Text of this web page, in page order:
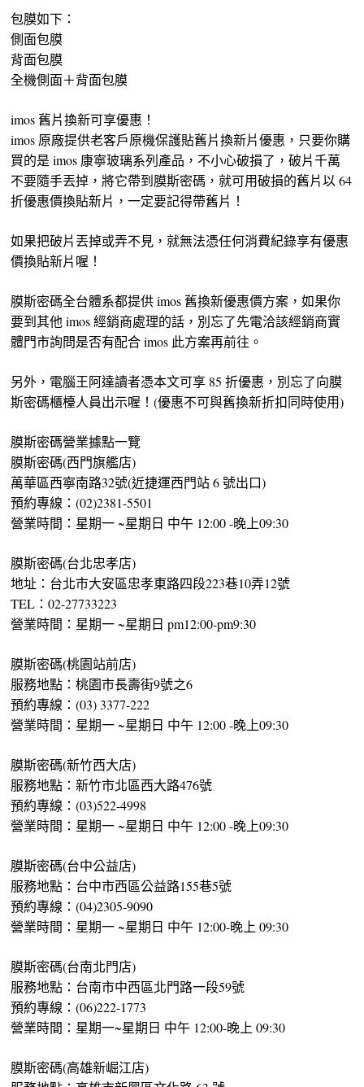
包膜如下：
側面包膜
背面包膜
全機側面＋背面包膜
imos 舊片換新可享優惠！
imos 原廠提供老客戶原機保護貼舊片換新片優惠，只要你購
買的是 imos 康寧玻璃系列產品，不小心破損了，破片千萬
不要隨手丟掉，將它帶到膜斯密碼，就可用破損的舊片以 64
折優惠價換貼新片，一定要記得帶舊片！
如果把破片丟掉或弄不見，就無法憑任何消費紀錄享有優惠
價換貼新片喔！
膜斯密碼全台體系都提供 imos 舊換新優惠價方案，如果你
要到其他 imos 經銷商處理的話，別忘了先電洽該經銷商實
體門市詢問是否有配合 imos 此方案再前往。
另外，電腦王阿達讀者憑本文可享 85 折優惠，別忘了向膜
斯密碼櫃檯人員出示喔！(優惠不可與舊換新折扣同時使用)
膜斯密碼營業據點一覽
膜斯密碼(西門旗艦店)
萬華區西寧南路32號(近捷運西門站 6 號出口)
預約專線：(02)2381-5501
營業時間：星期一 ~星期日 中午 12:00 -晚上09:30
膜斯密碼(台北忠孝店)
地址：台北市大安區忠孝東路四段223巷10弄12號
TEL：02-27733223
營業時間：星期一 ~星期日 pm12:00-pm9:30
膜斯密碼(桃園站前店)
服務地點：桃園市長壽街9號之6
預約專線：(03) 3377-222
營業時間：星期一 ~星期日 中午 12:00 -晚上09:30
膜斯密碼(新竹西大店)
服務地點：新竹市北區西大路476號
預約專線：(03)522-4998
營業時間：星期一 ~星期日 中午 12:00 -晚上09:30
膜斯密碼(台中公益店)
服務地點：台中市西區公益路155巷5號
預約專線：(04)2305-9090
營業時間：星期一 ~星期日 中午 12:00-晚上 09:30
膜斯密碼(台南北門店)
服務地點：台南市中西區北門路一段59號
預約專線：(06)222-1773
營業時間：星期一~星期日 中午 12:00-晚上 09:30
膜斯密碼(高雄新崛江店)